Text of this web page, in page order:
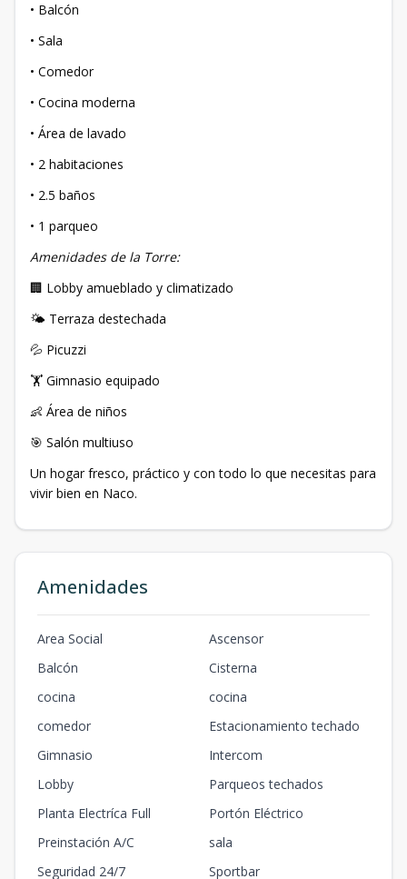
• Balcón
• Sala
• Comedor
• Cocina moderna
• Área de lavado
• 2 habitaciones
• 2.5 baños
• 1 parqueo
Amenidades de la Torre:
🏢 Lobby amueblado y climatizado
🌤️ Terraza destechada
💦 Picuzzi
🏋️ Gimnasio equipado
👶 Área de niños
🎯 Salón multiuso
Un hogar fresco, práctico y con todo lo que necesitas para
vivir bien en Naco.
Amenidades
Area Social
Ascensor
Balcón
Cisterna
cocina
cocina
comedor
Estacionamiento techado
Gimnasio
Intercom
Lobby
Parqueos techados
Planta Electríca Full
Portón Eléctrico
Preinstación A/C
sala
Seguridad 24/7
Sportbar